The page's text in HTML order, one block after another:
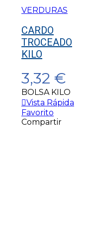
VERDURAS
CARDO
TROCEADO
KILO
3,32 €
BOLSA KILO
Vista Rápida
Favorito
Compartir